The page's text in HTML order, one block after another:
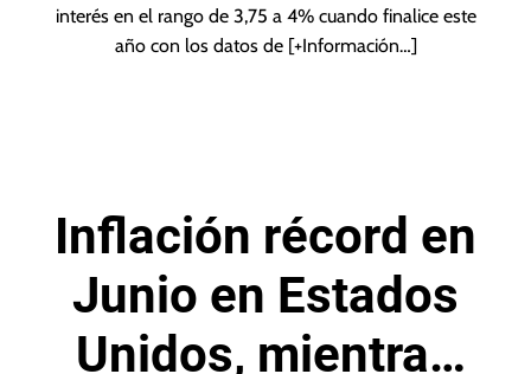
interés en el rango de 3,75 a 4% cuando finalice este
año con los datos de [+Información…]
Inflación récord en
Junio en Estados
Unidos, mientras